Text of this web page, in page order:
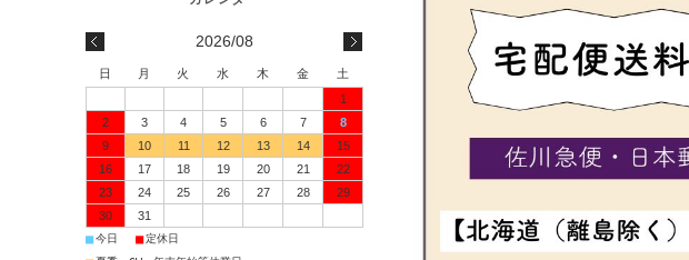
2026/08
日 月 火 水 木 金
土
1
2
3 4 5 6 7
8
9
10 11 12 13 14
15
16
17 18 19 20 21
22
23
24 25 26 27 28
29
30
31
■今日 ■定休日